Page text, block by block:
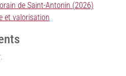
de Saint-Antonin (2026)
et valorisation